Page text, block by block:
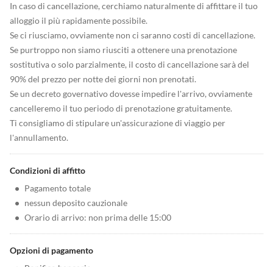
In caso di cancellazione, cerchiamo naturalmente di affittare il tuo
alloggio il più rapidamente possibile.
Se ci riusciamo, ovviamente non ci saranno costi di cancellazione.
Se purtroppo non siamo riusciti a ottenere una prenotazione
sostitutiva o solo parzialmente, il costo di cancellazione sarà del
90% del prezzo per notte dei giorni non prenotati.
Se un decreto governativo dovesse impedire l'arrivo, ovviamente
cancelleremo il tuo periodo di prenotazione gratuitamente.
Ti consigliamo di stipulare un'assicurazione di viaggio per
l'annullamento.
Condizioni di affitto
• Pagamento totale
• nessun deposito cauzionale
• Orario di arrivo: non prima delle 15:00
Opzioni di pagamento